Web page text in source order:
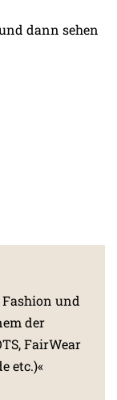
dann sehen
und
der
FairWear
etc.)«